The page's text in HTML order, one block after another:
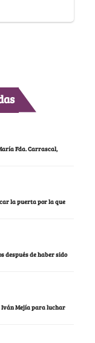
Fda. Carrascal,
la puerta por la que
después de haber sido
Iván Mejía para luchar